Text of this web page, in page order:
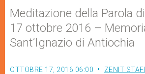
Meditazione della Parola
17 ottobre 2016 –
Sant’Ignazio di Antiochia
OTTOBRE 17, 2016 06:00 ZENIT